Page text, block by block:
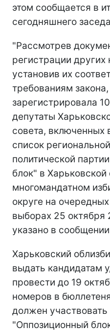
этом сообщается в
сегодняшнего
"Рассмотрев
регистрации других
установив их
требованиям
зарегистрировала
депутаты
совета, включенных
список
политической
блок" в Харьковской
многомандатном
округе на
выборах 25 октября
указано в
Харьковский
выдать кандидатам
провести до 19
номеров в
должен участвовать
"Оппозиционный